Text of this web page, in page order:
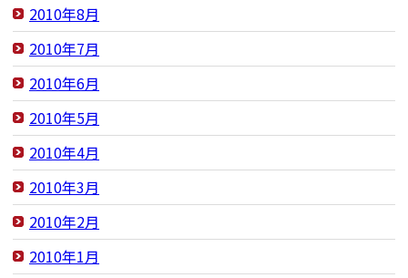
2010年8月
2010年7月
2010年6月
2010年5月
2010年4月
2010年3月
2010年2月
2010年1月